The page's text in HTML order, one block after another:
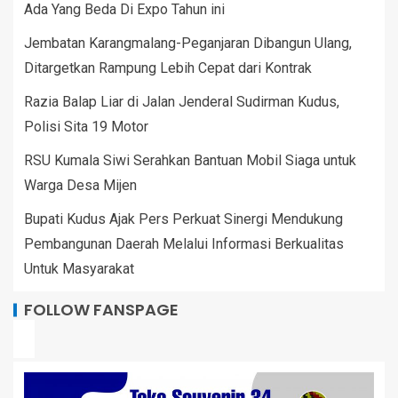
Ada Yang Beda Di Expo Tahun ini
Jembatan Karangmalang-Peganjaran Dibangun Ulang,
Ditargetkan Rampung Lebih Cepat dari Kontrak
Razia Balap Liar di Jalan Jenderal Sudirman Kudus,
Polisi Sita 19 Motor
RSU Kumala Siwi Serahkan Bantuan Mobil Siaga untuk
Warga Desa Mijen
Bupati Kudus Ajak Pers Perkuat Sinergi Mendukung
Pembangunan Daerah Melalui Informasi Berkualitas
Untuk Masyarakat
FOLLOW FANSPAGE